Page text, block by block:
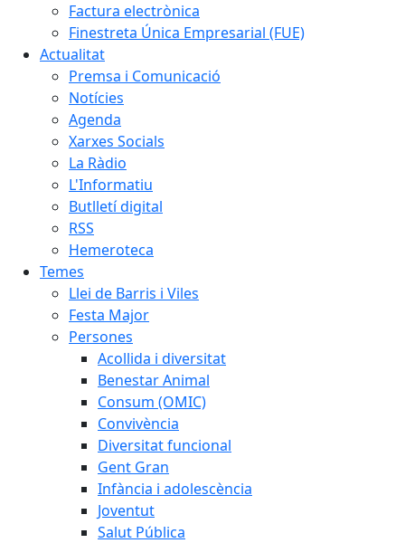
Factura electrònica
Finestreta Única Empresarial (FUE)
Actualitat
Premsa i Comunicació
Notícies
Agenda
Xarxes Socials
La Ràdio
L'Informatiu
Butlletí digital
RSS
Hemeroteca
Temes
Llei de Barris i Viles
Festa Major
Persones
Acollida i diversitat
Benestar Animal
Consum (OMIC)
Convivència
Diversitat funcional
Gent Gran
Infància i adolescència
Joventut
Salut Pública